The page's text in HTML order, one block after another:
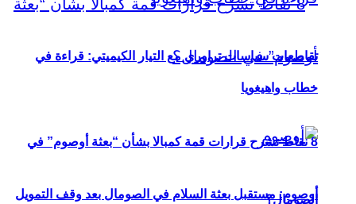
8 نقاط تشرح قرارات قمة كمبالا بشأن “بعثة أوصوم” في
الصومال؟
تقاطعات سياسات تراوري مع التيار الكيميتي: قراءة في
خطاب واهيغويا
أوصوم: مستقبل بعثة السلام في الصومال بعد وقف التمويل